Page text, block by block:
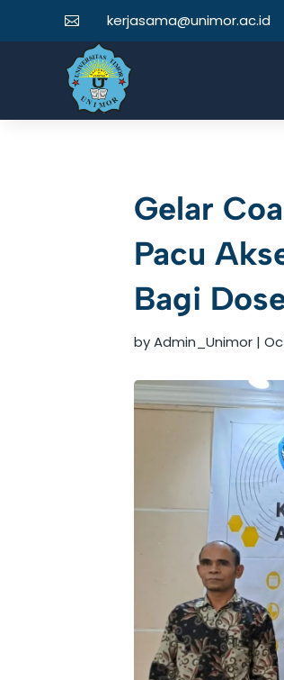
 kerjasama@unimor.ac.id
Gelar
Pacu
Bagi
byAdmin_Unimor |